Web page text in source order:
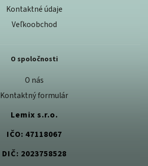
Kontaktné údaje
Veľkoobchod
O spoločnosti
O nás
Kontaktný formulár
Lemix s.r.o.
IČO: 47118067
DIČ: 2023758528